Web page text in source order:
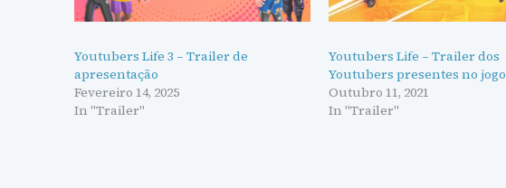
Youtubers Life 3 – Trailer de
apresentação
Fevereiro 14, 2025
In "Trailer"
Youtubers Life – Trailer dos
Youtubers presentes no jogo
Outubro 11, 2021
In "Trailer"